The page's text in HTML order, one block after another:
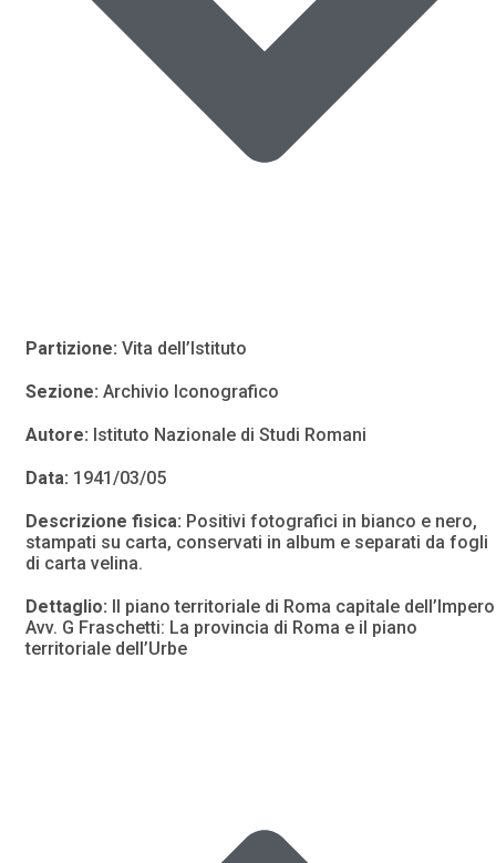
Partizione: Vita dell’Istituto
Sezione: Archivio Iconografico
Autore: Istituto Nazionale di Studi Romani
Data: 1941/03/05
Descrizione fisica: Positivi fotografici in bianco e nero,
stampati su carta, conservati in album e separati da fogli
di carta velina.
Dettaglio: Il piano territoriale di Roma capitale
Avv. G Fraschetti: La provincia di Roma e il piano
territoriale dell’Urbe